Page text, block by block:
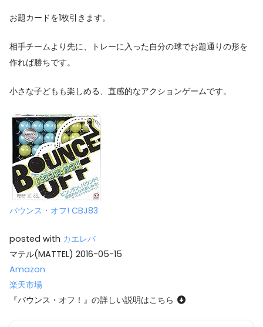
お題カードを1枚引きます。
相手チームより先に、トレーに入った自分の球でお題通りの形を
作れば勝ちです。
小さな子どもも楽しめる、直感的なアクションゲームです。
バウンス・オフ! CBJ83
posted with カエレバ
マテル(MATTEL) 2016-05-15
Amazon
楽天市場
『バウンス・オフ！』の詳しい説明はこちら